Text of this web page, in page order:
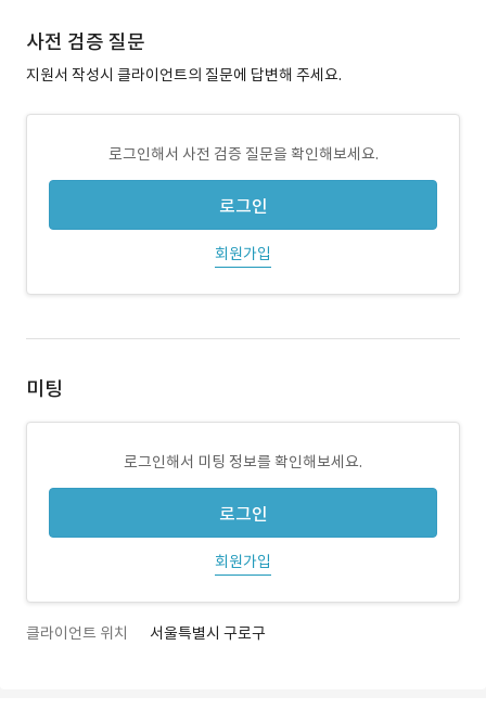
사전 검증 질문
지원서 작성시 클라이언트의 질문에 답변해 주세요.
로그인해서 사전 검증 질문을 확인해보세요.
로그인
회원가입
미팅
로그인해서 미팅 정보를 확인해보세요.
로그인
회원가입
클라이언트 위치 서울특별시 구로구